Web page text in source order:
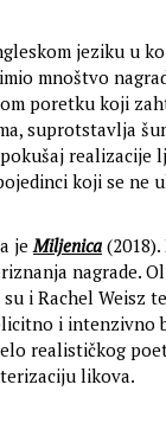
jeziku u
mnoštvo
poretku koji
suprotstavlja
realizacije
koji se ne
jeMiljenica
nagrade.
i Rachel Weisz
i intenzivno
realističkog
likova.